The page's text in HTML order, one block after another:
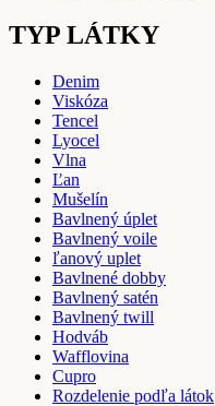
TYP LÁTKY
Denim
Viskóza
Tencel
Lyocel
Vlna
Ľan
Mušelín
Bavlnený úplet
Bavlnený voile
ľanový uplet
Bavlnené dobby
Bavlnený satén
Bavlnený twill
Hodváb
Wafflovina
Cupro
Rozdelenie podľa látok